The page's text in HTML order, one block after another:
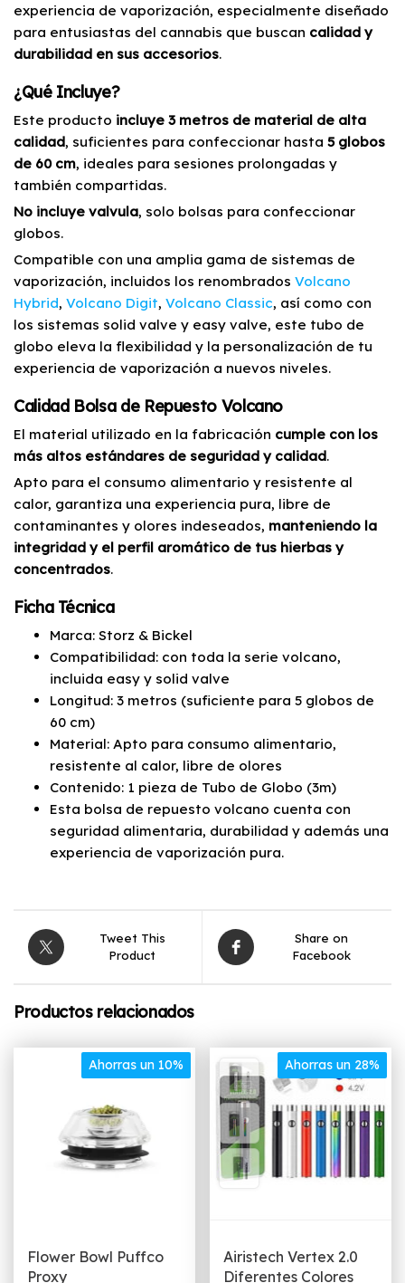
experiencia de vaporización, especialmente diseñado
para entusiastas del cannabis que buscan calidad y
durabilidad en sus accesorios.
¿Qué Incluye?
Este producto incluye 3 metros de material de alta
calidad, suficientes para confeccionar hasta 5 globos
de 60 cm, ideales para sesiones prolongadas y
también compartidas.
No incluye valvula, solo bolsas para confeccionar
globos.
Compatible con una amplia gama de sistemas de
vaporización, incluidos los renombrados Volcano
Hybrid, Volcano Digit, Volcano Classic, así como con
los sistemas solid valve y easy valve, este tubo de
globo eleva la flexibilidad y la personalización de tu
experiencia de vaporización a nuevos niveles.
Calidad Bolsa de Repuesto Volcano
El material utilizado en la fabricación cumple con los
más altos estándares de seguridad y calidad.
Apto para el consumo alimentario y resistente al
calor, garantiza una experiencia pura, libre de
contaminantes y olores indeseados, manteniendo la
integridad y el perfil aromático de tus hierbas y
concentrados.
Ficha Técnica
Marca: Storz & Bickel
Compatibilidad: con toda la serie volcano,
incluida easy y solid valve
Longitud: 3 metros (suficiente para 5 globos de
60 cm)
Material: Apto para consumo alimentario,
resistente al calor, libre de olores
Contenido: 1 pieza de Tubo de Globo (3m)
Esta bolsa de repuesto volcano cuenta con
seguridad alimentaria, durabilidad y además una
experiencia de vaporización pura.
Tweet This
Product
Share on
Facebook
Productos relacionados
Ahorras un 10%
Flower Bowl Puffco
Proxy
Ahorras un 28%
Airistech Vertex 2.0
Diferentes Colores